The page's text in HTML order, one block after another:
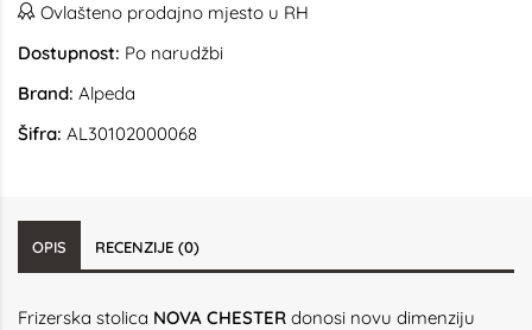
Ovlašteno prodajno mjesto u RH
Dostupnost: Po narudžbi
Brand: Alpeda
Šifra: AL30102000068
OPIS RECENZIJE (0)
Frizerska stolica NOVA CHESTER donosi novu dimenziju